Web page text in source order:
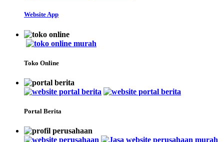
Website App
Toko Online
Portal Berita